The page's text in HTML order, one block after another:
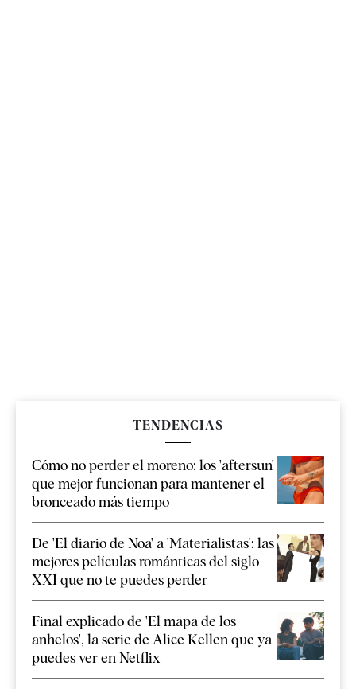
TENDENCIAS
Cómo no perder el moreno: los 'aftersun'
que mejor funcionan para mantener el
bronceado más tiempo
De 'El diario de Noa' a 'Materialistas': las
mejores películas románticas del siglo
XXI que no te puedes perder
Final explicado de 'El mapa de los
anhelos', la serie de Alice Kellen que ya
puedes ver en Netflix